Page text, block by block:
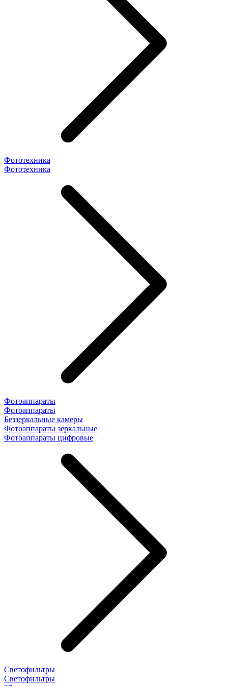
Фототехника
Фототехника
Фотоаппараты
Фотоаппараты
Беззеркальные камеры
Фотоаппараты зеркальные
Фотоаппараты цифровые
Светофильтры
Светофильтры